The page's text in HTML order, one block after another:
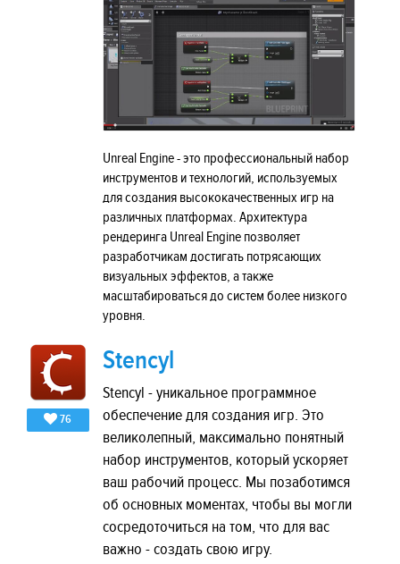
Unreal Engine - это профессиональный набор
инструментов и технологий, используемых
для создания высококачественных игр на
различных платформах. Архитектура
рендеринга Unreal Engine позволяет
разработчикам достигать потрясающих
визуальных эффектов, а также
масштабироваться до систем более низкого
уровня.
76
Stencyl
Stencyl - уникальное программное
обеспечение для создания игр. Это
великолепный, максимально понятный
набор инструментов, который ускоряет
ваш рабочий процесс. Мы позаботимся
об основных моментах, чтобы вы могли
сосредоточиться на том, что для вас
важно - создать свою игру.